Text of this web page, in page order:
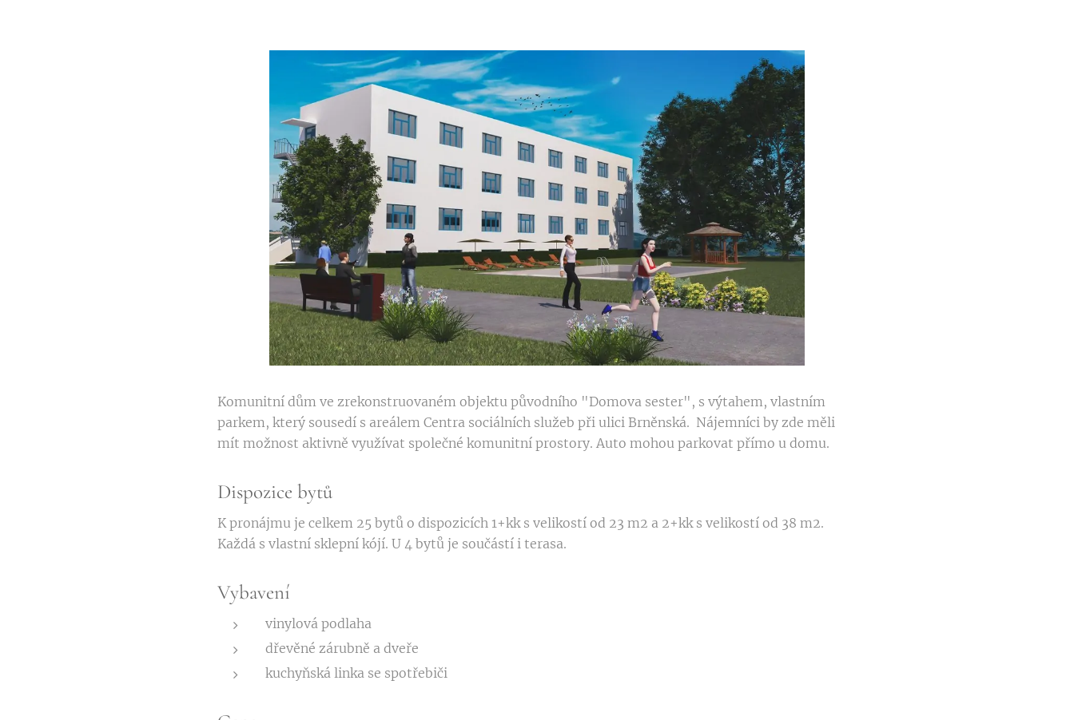
Komunitní dům ve zrekonstruovaném objektu původního "Domova sester", s výtahem, vlastním
parkem, který sousedí s areálem Centra sociálních služeb při ulici Brněnská. Nájemníci by zde měli
mít možnost aktivně využívat společné komunitní prostory. Auto mohou parkovat přímo u domu.
Dispozice bytů
K pronájmu je celkem 25 bytů o dispozicích 1+kk s velikostí od 23 m2 a 2+kk s velikostí od 38 m2.
Každá s vlastní sklepní kójí. U 4 bytů je součástí i terasa.
Vybavení
vinylová podlaha
dřevěné zárubně a dveře
kuchyňská linka se spotřebiči